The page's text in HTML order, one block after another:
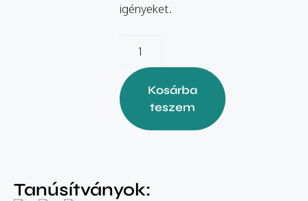
igényeket.
Kosárba
teszem
Tanúsítványok: